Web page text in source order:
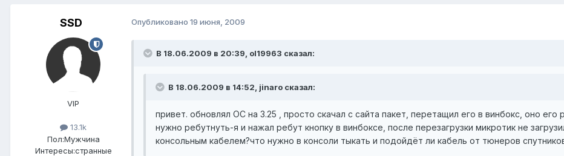
SSD
VIP
13.1k
Пол:Мужчина
Интересы:странные
Опубликовано 19 июня, 2009
В 18.06.2009 в 20:39, ol19963 сказал:
В 18.06.2009 в 14:52, jinaro сказал:
привет. обновлял ОС на 3.25 , просто скачал с сайта пакет, перетащил его в винбокс, оно его
нужно ребутнуть-я и нажал ребут кнопку в винбоксе, после перезагрузки микротик не
консольным кабелем?что нужно в консоли тыкать и подойдёт ли кабель от тюнеров